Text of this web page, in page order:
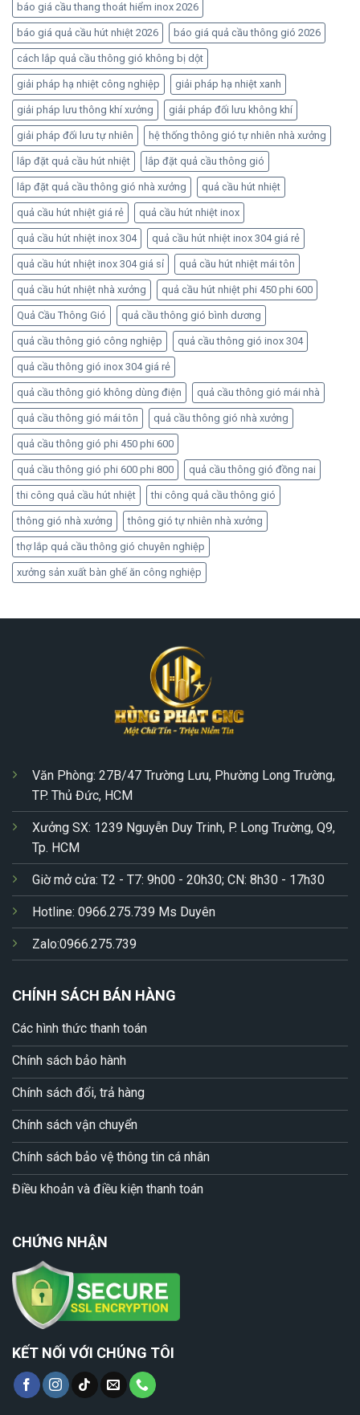
báo giá cầu thang thoát hiểm inox 2026
báo giá quả cầu hút nhiệt 2026 báo giá quả cầu thông gió 2026
cách lắp quả cầu thông gió không bị dột
giải pháp hạ nhiệt công nghiệp giải pháp hạ nhiệt xanh
giải pháp lưu thông khí xưởng giải pháp đối lưu không khí
giải pháp đối lưu tự nhiên hệ thống thông gió tự nhiên nhà xưởng
lắp đặt quả cầu hút nhiệt lắp đặt quả cầu thông gió
lắp đặt quả cầu thông gió nhà xưởng quả cầu hút nhiệt
quả cầu hút nhiệt giá rẻ quả cầu hút nhiệt inox
quả cầu hút nhiệt inox 304 quả cầu hút nhiệt inox 304 giá rẻ
quả cầu hút nhiệt inox 304 giá sỉ quả cầu hút nhiệt mái tôn
quả cầu hút nhiệt nhà xưởng quả cầu hút nhiệt phi 450 phi 600
Quả Cầu Thông Gió quả cầu thông gió bình dương
quả cầu thông gió công nghiệp quả cầu thông gió inox 304
quả cầu thông gió inox 304 giá rẻ
quả cầu thông gió không dùng điện quả cầu thông gió mái nhà
quả cầu thông gió mái tôn quả cầu thông gió nhà xưởng
quả cầu thông gió phi 450 phi 600
quả cầu thông gió phi 600 phi 800 quả cầu thông gió đồng nai
thi công quả cầu hút nhiệt thi công quả cầu thông gió
thông gió nhà xưởng thông gió tự nhiên nhà xưởng
thợ lắp quả cầu thông gió chuyên nghiệp
xưởng sản xuất bàn ghế ăn công nghiệp
Văn Phòng: 27B/47 Trường Lưu, Phường Long Trường,
TP. Thủ Đức, HCM
Xưởng SX: 1239 Nguyễn Duy Trinh, P. Long Trường, Q9,
Tp. HCM
Giờ mở cửa: T2 - T7: 9h00 - 20h30; CN: 8h30 - 17h30
Hotline: 0966.275.739 Ms Duyên
Zalo:0966.275.739
CHÍNH SÁCH BÁN HÀNG
Các hình thức thanh toán
Chính sách bảo hành
Chính sách đổi, trả hàng
Chính sách vận chuyển
Chính sách bảo vệ thông tin cá nhân
Điều khoản và điều kiện thanh toán
CHỨNG NHẬN
KẾT NỐI VỚI CHÚNG TÔI